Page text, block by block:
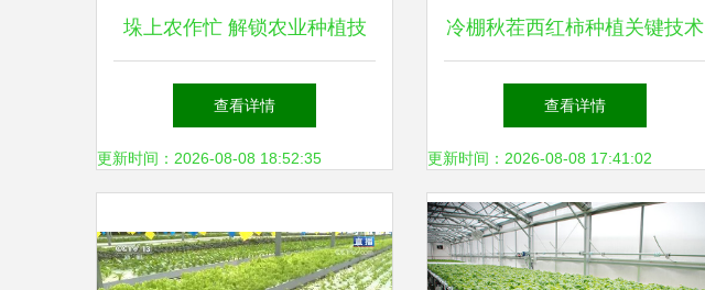
垛上农作忙 解锁农业种植技
术的新维度
查看详情
更新时间：2026-08-08 18:52:35
冷棚秋茬西红柿种植关键技术
详解
查看详情
更新时间：2026-08-08 17:41:02